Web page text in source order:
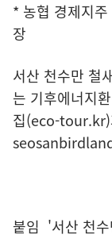
* 농협 경제지
장
서산 천수만 철
는 기후에너지
집(eco-tour.kr
붙임 '서산 천